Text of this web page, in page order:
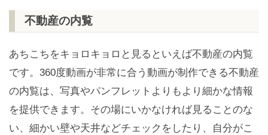
不動産の内覧
あちこちをキョロキョロと見るといえば不動産の内覧
です。360度動画が非常に合う動画が制作できる不動産
の内覧は、写真やパンフレットよりもより細かな情報
を提供できます。その場にいかなければ見ることのな
い、細かい壁や天井などチェックをしたり、自分がこ